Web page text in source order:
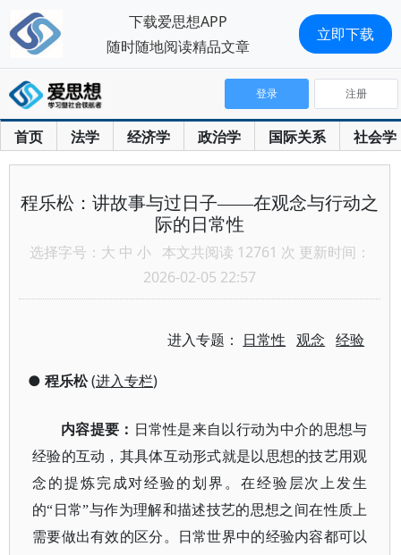
首页 法学 经济学 政治学 国际关系 社会学
登录 注册
程乐松：讲故事与过日子——在观念与行动之
际的日常性
选择字号： 大 中 小 本文共阅读 12761 次 更新时间：
2026-02-05 22:57
进入专题： 日常性 观念 经验
● 程乐松(进入专栏)
内容提要： 日常性是来自以行动为中介的思想与
经验的互动，其具体互动形式就是以思想的技艺用观
念的提炼完成对经验的划界。在经验层次上发生
的“日常”与作为理解和描述技艺的思想之间在性质上
需要做出有效的区分。日常世界中的经验内容都可以
下载爱思想APP
随时随地阅读精品文章
立即下载